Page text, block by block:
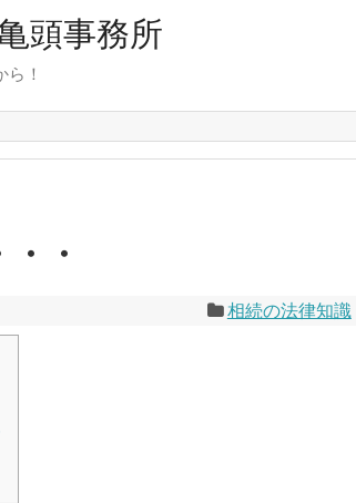
頭事務所
！
・
相続の法律知識